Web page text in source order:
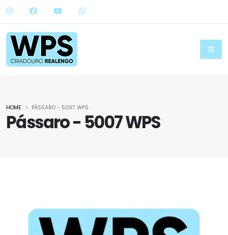
Pássaro - 5007 WPS
HOME PÁSSARO - 5007 WPS